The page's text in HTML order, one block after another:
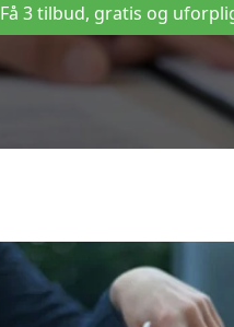
Få 3 tilbud, gratis og